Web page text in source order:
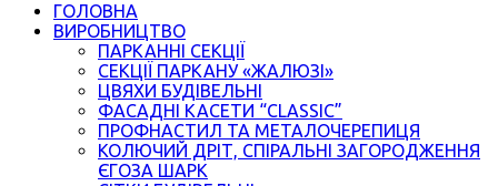
ГОЛОВНА
ВИРОБНИЦТВО
ПАРКАННІ СЕКЦІЇ
СЕКЦІЇ ПАРКАНУ «ЖАЛЮЗІ»
ЦВЯХИ БУДІВЕЛЬНІ
ФАСАДНІ КАСЕТИ “CLASSIC”
ПРОФНАСТИЛ ТА МЕТАЛОЧЕРЕПИЦЯ
КОЛЮЧИЙ ДРІТ, СПІРАЛЬНІ ЗАГОРОДЖЕННЯ
ЄГОЗА ШАРК